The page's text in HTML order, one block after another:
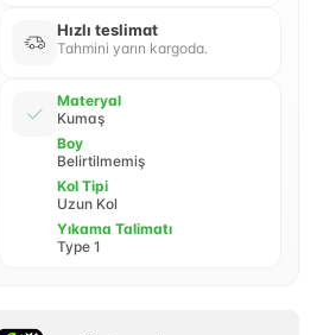
Hızlı teslimat
Tahmini yarın kargoda.
Materyal
Kumaş
Boy
Belirtilmemiş
Kol Tipi
Uzun Kol
Yıkama Talimatı
Type 1